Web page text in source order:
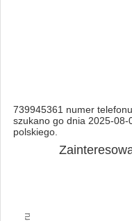
739945361 numer
szukano go dnia 2025-
polskiego.